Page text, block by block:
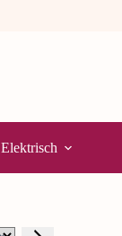
Elektrisch